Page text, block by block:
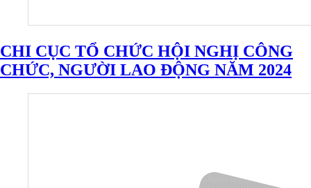
CHI CỤC TỔ CHỨC HỘI NGHỊ CÔNG
CHỨC, NGƯỜI LAO ĐỘNG NĂM 2024